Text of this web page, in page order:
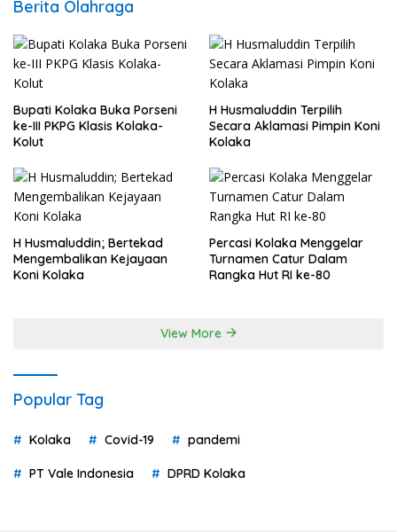
Berita Olahraga
Bupati Kolaka Buka Porseni
ke-III PKPG Klasis Kolaka-
Kolut
H Husmaluddin Terpilih
Secara Aklamasi Pimpin Koni
Kolaka
H Husmaluddin; Bertekad
Mengembalikan Kejayaan
Koni Kolaka
Percasi Kolaka Menggelar
Turnamen Catur Dalam
Rangka Hut RI ke-80
View More
Popular Tag
Kolaka Covid-19 pandemi
PT Vale Indonesia DPRD Kolaka